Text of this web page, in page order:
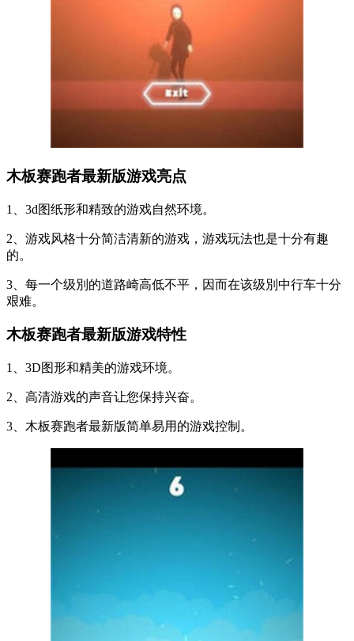
木板赛跑者最新版游戏亮点
1、3d图纸形和精致的游戏自然环境。
2、游戏风格十分简洁清新的游戏，游戏玩法也是十分有趣
的。
3、每一个级別的道路崎高低不平，因而在该级別中行车十分
艰难。
木板赛跑者最新版游戏特性
1、3D图形和精美的游戏环境。
2、高清游戏的声音让您保持兴奋。
3、木板赛跑者最新版简单易用的游戏控制。